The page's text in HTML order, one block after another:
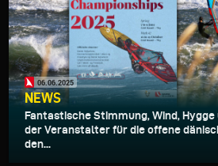
06.06.2025
NEWS
Fantastische Stimmung, Wind,
der Veranstalter für die offene
den...